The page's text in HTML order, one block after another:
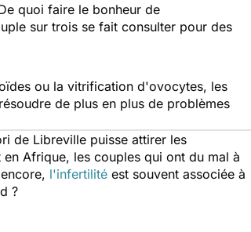
quoi faire le bonheur de
sur trois se fait consulter pour des
ou la vitrification d'ovocytes, les
de plus en plus de problèmes
de Libreville puisse attirer les
Afrique, les couples qui ont du mal à
l'infertilité est souvent associée à
?